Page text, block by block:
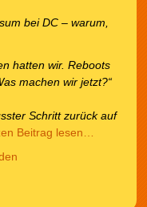
bei DC – warum,
hatten wir. Reboots
machen wir jetzt?“
Schritt zurück auf
Beitrag lesen…